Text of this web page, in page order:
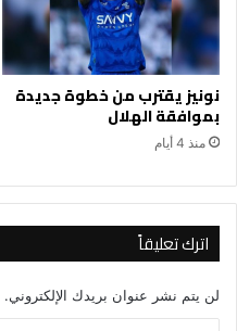
نونيز يقترب من خطوة جديدة
بموافقة الهلال
منذ 4 أيام
اترك تعليقاً
لن يتم نشر عنوان بريدك الإلكتروني.